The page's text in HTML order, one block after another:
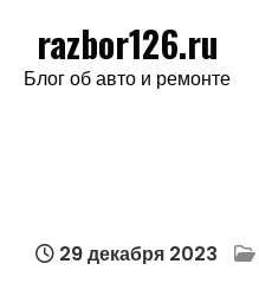
содержимому
razbor126.ru
Блог об авто и ремонте
29 декабря 2023